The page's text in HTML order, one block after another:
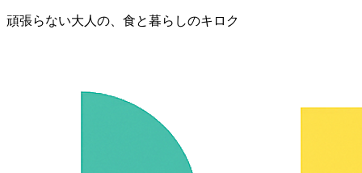
頑張らない大人の、食と暮らしのキロク